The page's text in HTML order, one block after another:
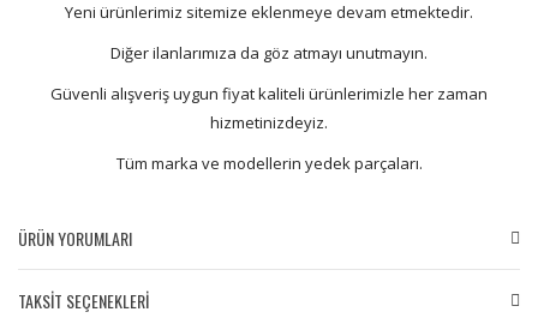
Yeni ürünlerimiz sitemize eklenmeye devam etmektedir.
Diğer ilanlarımıza da göz atmayı unutmayın.
Güvenli alışveriş uygun fiyat kaliteli ürünlerimizle her zaman
hizmetinizdeyiz.
Tüm marka ve modellerin yedek parçaları.
ÜRÜN YORUMLARI
TAKSİT SEÇENEKLERİ